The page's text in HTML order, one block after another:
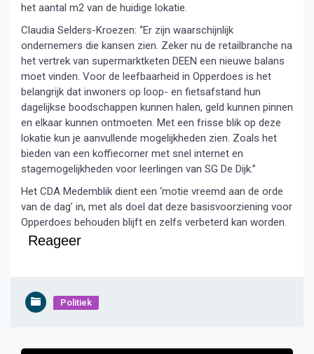
het aantal m2 van de huidige lokatie.
Claudia Selders-Kroezen: “Er zijn waarschijnlijk
ondernemers die kansen zien. Zeker nu de retailbranche na
het vertrek van supermarktketen DEEN een nieuwe balans
moet vinden. Voor de leefbaarheid in Opperdoes is het
belangrijk dat inwoners op loop- en fietsafstand hun
dagelijkse boodschappen kunnen halen, geld kunnen pinnen
en elkaar kunnen ontmoeten. Met een frisse blik op deze
lokatie kun je aanvullende mogelijkheden zien. Zoals het
bieden van een koffiecorner met snel internet en
stagemogelijkheden voor leerlingen van SG De Dijk.”
Het CDA Medemblik dient een ‘motie vreemd aan de orde
van de dag’ in, met als doel dat deze basisvoorziening voor
Opperdoes behouden blijft en zelfs verbeterd kan worden.
Reageer
Politiek
Bericht